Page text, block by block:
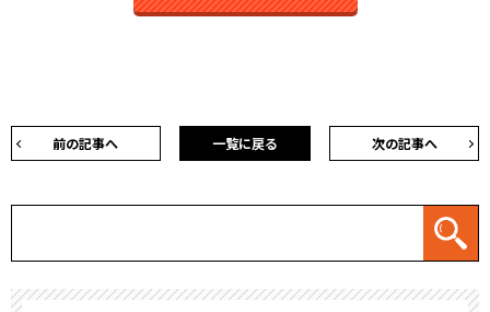
前の記事へ 次の記事へ
一覧に戻る